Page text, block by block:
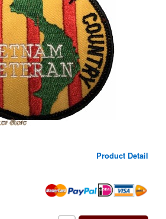
Product Detail